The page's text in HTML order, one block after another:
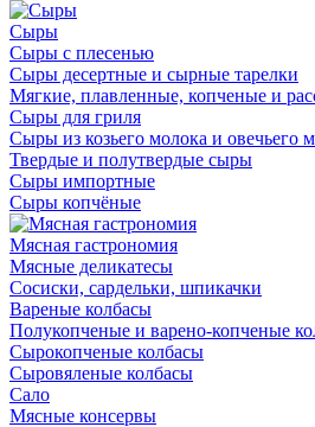
Сыры
Сыры с плесенью
Сыры десертные и сырные тарелки
Мягкие, плавленные, копченые и
Сыры для гриля
Сыры из козьего молока и овечьего
Твердые и полутвердые сыры
Сыры импортные
Сыры копчёные
Мясная гастрономия
Мясные деликатесы
Сосиски, сардельки, шпикачки
Вареные колбасы
Полукопченые и варено-копченые
Сырокопченые колбасы
Сыровяленые колбасы
Сало
Мясные консервы